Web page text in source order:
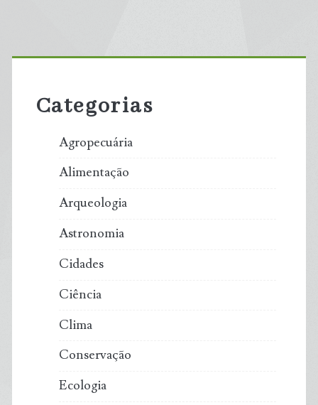
Primary
Sidebar
Categorias
Agropecuária
Alimentação
Arqueologia
Astronomia
Cidades
Ciência
Clima
Conservação
Ecologia